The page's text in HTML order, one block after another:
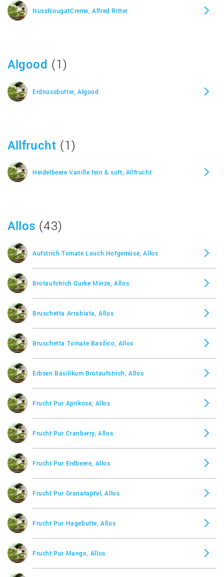
Genuss der Saison Meersalz-Butter, Aldi
Hummus Sweet Onion, Aldi
Imkerhonig Cremig, Aldi
Käsecreme Elsässer Art, Aldi
Kürbis Hummus, Aldi
Le Gusto Gourmet Aufstrich, pfeffrig scharf, Aldi
Mango Maracuja Fruchtaufstrich, Aldi
Milchschokoladenstreusel Back Family, Aldi
Nusskati, Aldi
Obazter mit Lauchzwiebeln, Aldi
Ofterdinger Brotaufstrich Ei Bacon, Aldi
Ofterdinger Brotaufstrich Ei Schnittlauch, Aldi
Sommerblütenhonig, Aldi
NussNougatCreme, Alfred Ritter
Algood (1)
Erdnussbutter, Algood
Allfrucht (1)
Heidelbeere Vanille fein & soft, Allfrucht
Allos (43)
Aufstrich Tomate Lauch Hofgemüse, Allos
Brotaufstrich Gurke Minze, Allos
Bruschetta Arrabiata, Allos
Bruschetta Tomate Basilico, Allos
Erbsen Basilikum Brotaufstrich, Allos
Frucht Pur Aprikose, Allos
Frucht Pur Cranberry, Allos
Frucht Pur Erdbeere, Allos
Frucht Pur Granatapfel, Allos
Frucht Pur Hagebutte, Allos
Frucht Pur Mango, Allos